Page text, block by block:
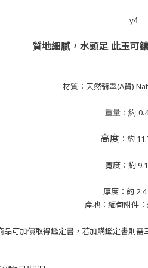
y4
質地細膩，水頭足 此玉可
材質：天然翡翠(A貨)
重量：約
高度 ：約
寬度：約9.1
厚度：約 2.4
產地：緬甸附件：
品可加價取得鑑定書，若加購鑑定書則